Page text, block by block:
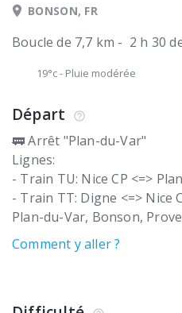
BONSON, FR
Boucle de 7,7 km - 2 h 30
19°c- Pluie modérée
Départ
🚃 Arrêt "Plan-du-Var"
Lignes:
- Train TU: Nice CP <=>
- Train TT: Digne <=> Nice
Plan-du-Var Bonson
Comment y aller ?